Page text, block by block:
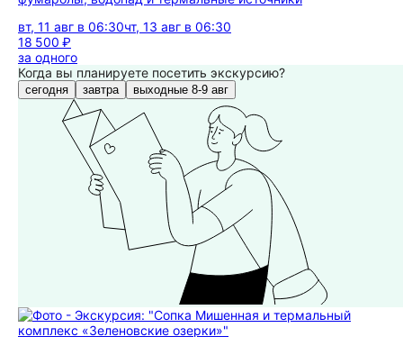
вт, 11 авг в 06:30чт, 13 авг в 06:30
18 500 ₽
за одного
Когда вы планируете посетить экскурсию?
сегодня завтра выходные 8-9 авг